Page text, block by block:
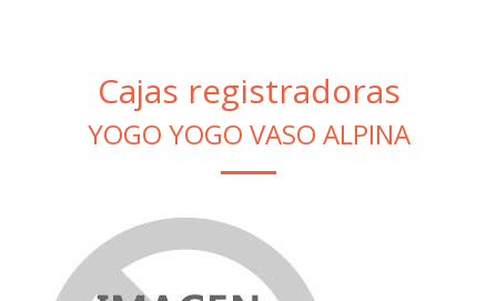
Cajas registradoras
YOGO YOGO VASO ALPINA